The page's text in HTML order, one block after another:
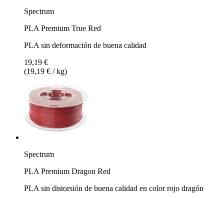
Spectrum
PLA Premium True Red
PLA sin deformación de buena calidad
19,19 €
(19,19 € / kg)
Spectrum
PLA Premium Dragon Red
PLA sin distorsión de buena calidad en color rojo dragón